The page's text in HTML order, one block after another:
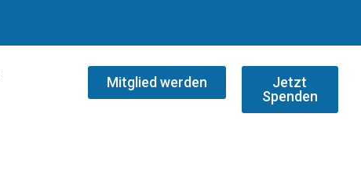
Mitglied werden
Jetzt
Spenden